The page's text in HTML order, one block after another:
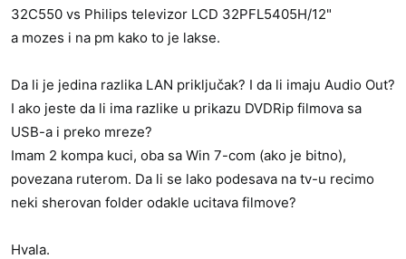
32C550 vs Philips televizor LCD 32PFL5405H/12"
a mozes i na pm kako to je lakse.
Da li je jedina razlika LAN priključak? I da li imaju Audio Out?
I ako jeste da li ima razlike u prikazu DVDRip filmova sa
USB-a i preko mreze?
Imam 2 kompa kuci, oba sa Win 7-com (ako je bitno),
povezana ruterom. Da li se lako podesava na tv-u recimo
neki sherovan folder odakle ucitava filmove?
Hvala.